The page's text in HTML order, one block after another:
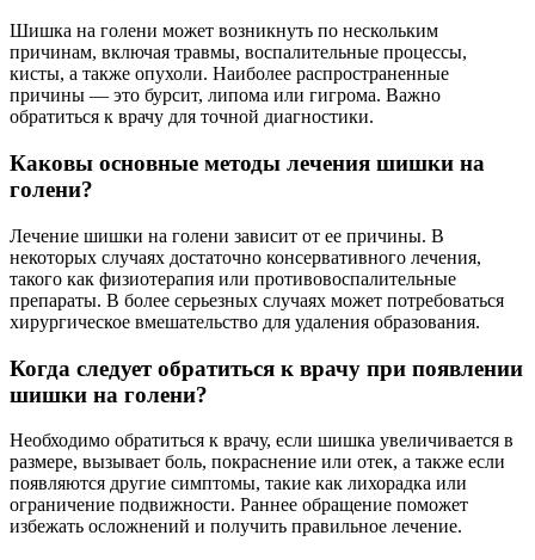
Шишка на голени может возникнуть по нескольким
причинам, включая травмы, воспалительные процессы,
кисты, а также опухоли. Наиболее распространенные
причины — это бурсит, липома или гигрома. Важно
обратиться к врачу для точной диагностики.
Каковы основные методы лечения шишки на
голени?
Лечение шишки на голени зависит от ее причины. В
некоторых случаях достаточно консервативного лечения,
такого как физиотерапия или противовоспалительные
препараты. В более серьезных случаях может потребоваться
хирургическое вмешательство для удаления образования.
Когда следует обратиться к врачу при появлении
шишки на голени?
Необходимо обратиться к врачу, если шишка увеличивается в
размере, вызывает боль, покраснение или отек, а также если
появляются другие симптомы, такие как лихорадка или
ограничение подвижности. Раннее обращение поможет
избежать осложнений и получить правильное лечение.